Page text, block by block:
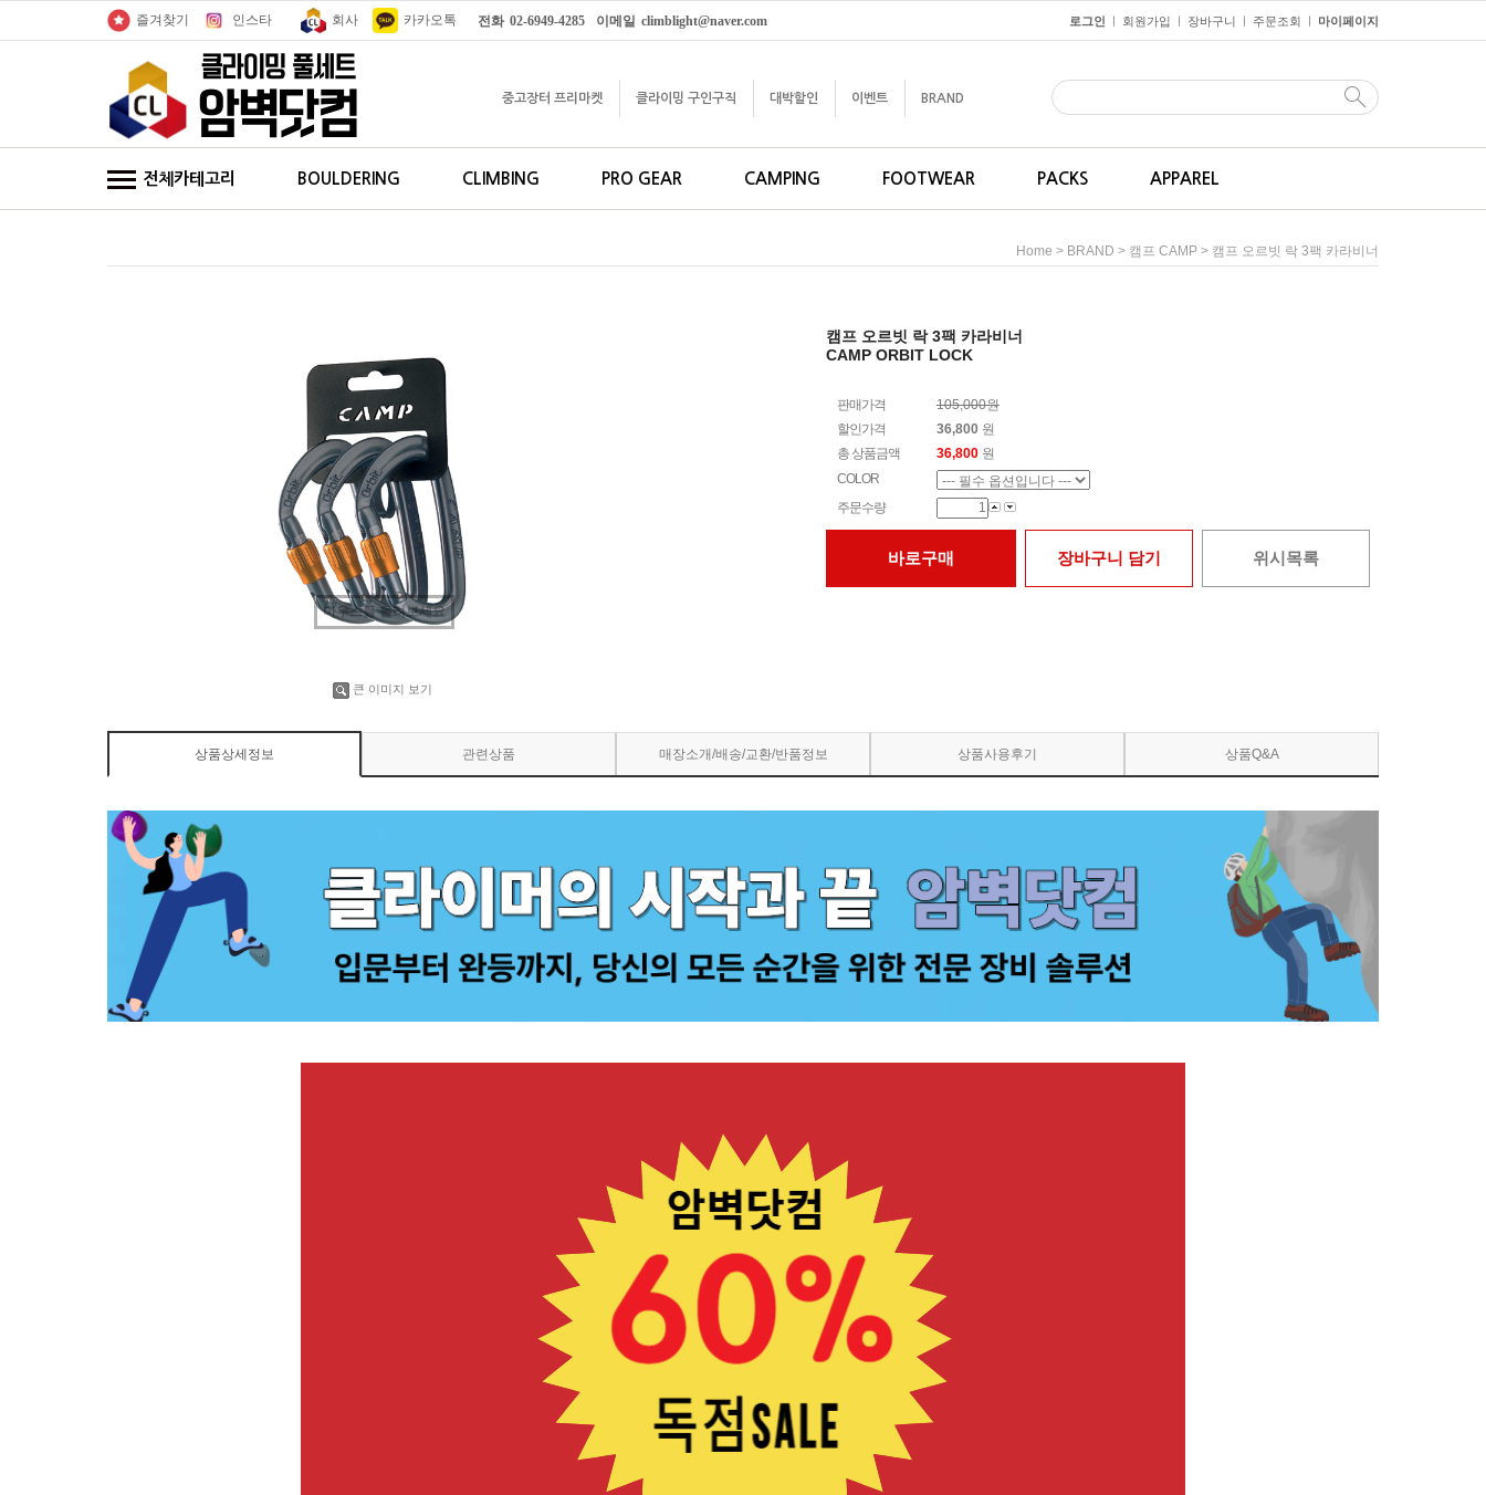
즐겨찾기 인스타 카카오톡
회사 전화 02-6949-4285 이메일 climblight@naver.com 로그인 ㅣ 회원가입 ㅣ 장바구니 ㅣ 주문조회 ㅣ 마이페이지
중고장터 프리마켓 클라이밍 구인구직 대박할인 이벤트 BRAND
전체카테고리 BOULDERING CLIMBING PRO GEAR CAMPING FOOTWEAR PACKS APPAREL
Home > BRAND > 캠프 CAMP > 캠프 오르빗 락 3팩 카라비너
마우스를 올려보세요
큰 이미지 보기
캠프 오르빗 락 3팩 카라비너
CAMP ORBIT LOCK
판매가격
105,000원
할인가격
36,800 원
총 상품금액
36,800 원
COLOR
주문수량
바로구매 장바구니 담기 위시목록
상품상세정보 관련상품 매장소개/배송/교환/반품정보 상품사용후기 상품Q&A